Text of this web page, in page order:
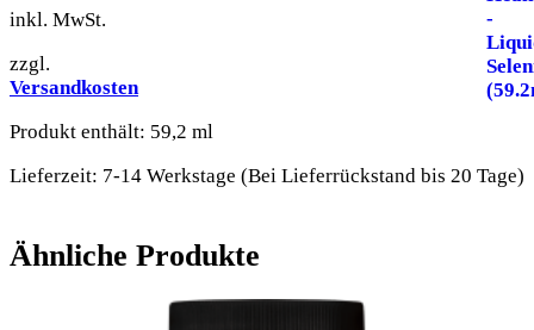
inkl. MwSt.
zzgl.
Versandkosten
Produkt enthält: 59,2 ml
Lieferzeit: 7-14 Werkstage (Bei Lieferrückstand bis 20 Tage)
Ähnliche Produkte